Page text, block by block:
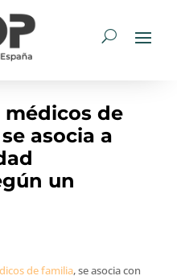
de
asocia a
un
de familia, se asocia con